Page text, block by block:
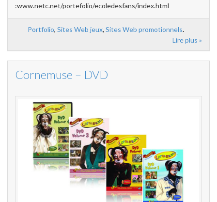
:www.netc.net/portefolio/ecoledesfans/index.html
Portfolio, Sites Web jeux, Sites Web promotionnels.
Lire plus »
Cornemuse – DVD